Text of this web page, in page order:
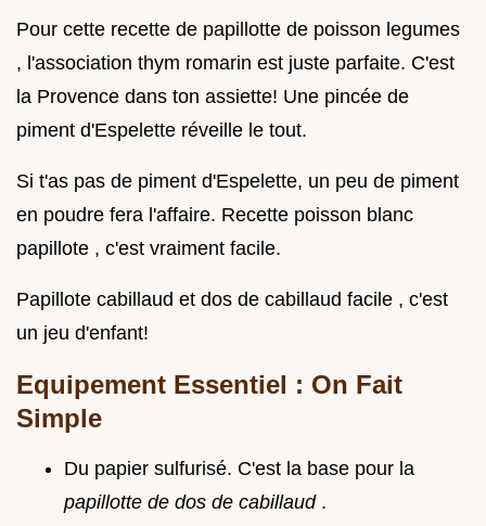
Pour cette recette de papillotte de poisson legumes
, l'association thym romarin est juste parfaite. C'est
la Provence dans ton assiette! Une pincée de
piment d'Espelette réveille le tout.
Si t'as pas de piment d'Espelette, un peu de piment
en poudre fera l'affaire. Recette poisson blanc
papillote , c'est vraiment facile.
Papillote cabillaud et dos de cabillaud facile , c'est
un jeu d'enfant!
Equipement Essentiel : On Fait
Simple
Du papier sulfurisé. C'est la base pour la
papillotte de dos de cabillaud .